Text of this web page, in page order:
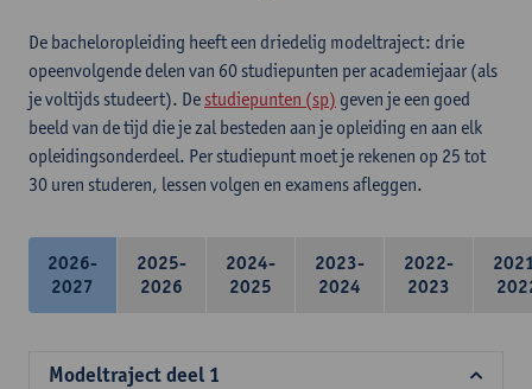
De bacheloropleiding heeft een driedelig modeltraject: drie
opeenvolgende delen van 60 studiepunten per academiejaar (als
je voltijds studeert). De studiepunten (sp) geven je een goed
beeld van de tijd die je zal besteden aan je opleiding en aan elk
opleidingsonderdeel. Per studiepunt moet je rekenen op 25 tot
30 uren studeren, lessen volgen en examens afleggen.
2026-
2027
2025-
2026
2024-
2025
2023-
2024
2022-
2023
Modeltraject deel 1